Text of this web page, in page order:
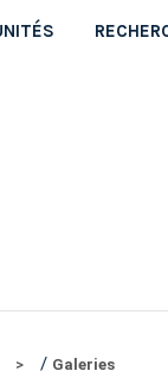
/ Galeries